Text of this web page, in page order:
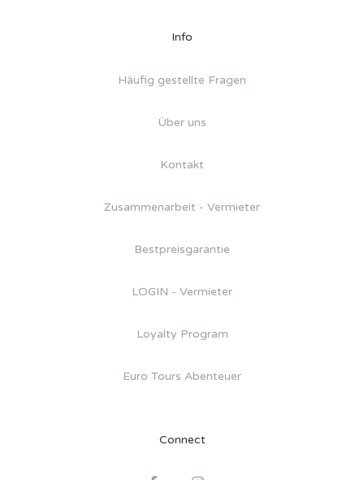
Info
Häufig gestellte Fragen
Über uns
Kontakt
Zusammenarbeit - Vermieter
Bestpreisgarantie
LOGIN - Vermieter
Loyalty Program
Euro Tours Abenteuer
Connect